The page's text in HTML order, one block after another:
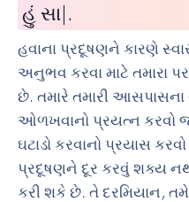
હું સાયકલ ચલાવના
હવાના પ્રદૂષણને કારણે
અનુભવ કરવા માટે તમારા
છે. તમારે તમારી આસપાસના
ઓળખવાનો પ્રયત્ન કરવો
ઘટાડો કરવાનો પ્રયાસ
પ્રદૂષણને દૂર કરવું શક્ય
કરી શકે છે. તે દરમિયાન, તમે